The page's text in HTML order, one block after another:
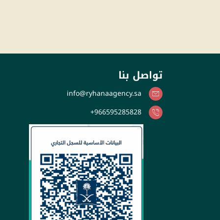
تواصل بنا
info@ryhanaagency.sa
966595285828+